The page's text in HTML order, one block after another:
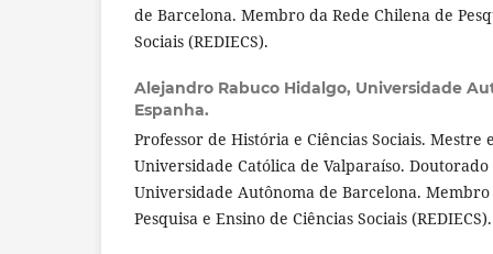
de Barcelona. Membro da Rede Chilena de
Sociais (REDIECS).
Alejandro Rabuco Hidalgo, Universidade
Espanha.
Professor de História e Ciências Sociais. Mestre
Universidade Católica de Valparaíso. Doutorado
Universidade Autônoma de Barcelona. Membro
Pesquisa e Ensino de Ciências Sociais (REDIECS).